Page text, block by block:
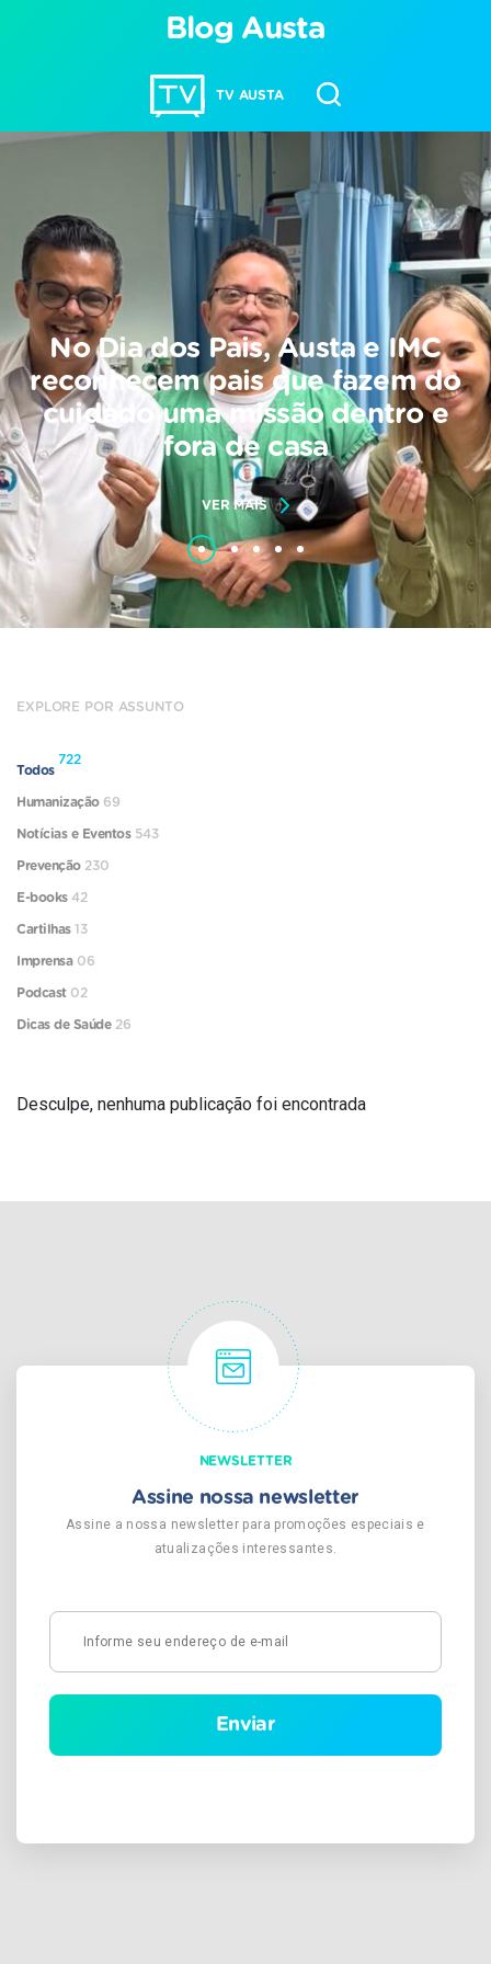
TV AUSTA
Blog Austa
No Dia dos Pais, Austa e IMC
reconhecem pais que fazem do
cuidado uma missão dentro e
fora de casa
VER MAIS
Desculpe, nenhuma publicação foi encontrada
EXPLORE POR ASSUNTO
Todos
722
Humanização 69
Notícias e Eventos 543
Prevenção 230
E-books 42
Cartilhas13
Imprensa 06
Podcast 02
Dicas de Saúde 26
NEWSLETTER
Assine nossa newsletter
Assine a nossa newsletter para promoções especiais e
atualizações interessantes.